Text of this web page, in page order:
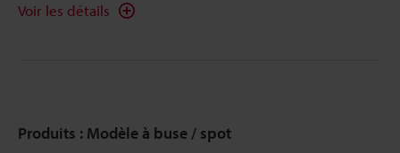
Voir les détails
Produits : Modèle à buse / spot